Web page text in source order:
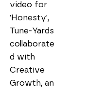
video for
'Honesty',
Tune-Yards
collaborate
d with
Creative
Growth, an